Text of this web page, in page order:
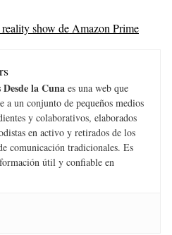
show de Amazon Prime
la Cuna es una web que
a un conjunto de pequeños medios
y colaborativos, elaborados
en activo y retirados de los
comunicación tradicionales. Es
útil y confiable en